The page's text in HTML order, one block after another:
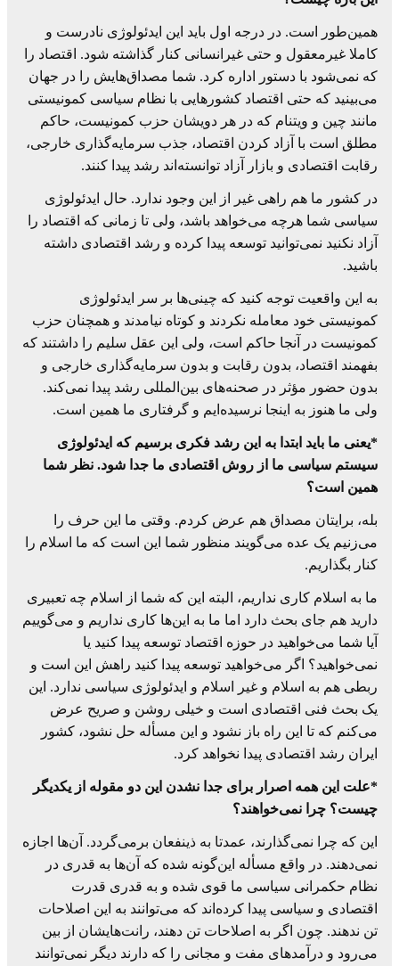
همین‌طور است. در درجه اول باید این ایدئولوژی نادرست و
کاملا غیرمعقول و حتی غیرانسانی کنار گذاشته شود. اقتصاد را
که نمی‌شود با دستور اداره کرد. شما مصداق‌هایش را در جهان
می‌بینید که حتی اقتصاد کشورهایی با نظام سیاسی کمونیستی
مانند چین و ویتنام که در هر دویشان حزب کمونیست، حاکم
مطلق است با آزاد کردن اقتصاد، جذب سرمایه‌گذاری خارجی،
رقابت اقتصادی و بازار آزاد توانسته‌اند رشد پیدا کنند.
در کشور ما هم راهی غیر از این وجود ندارد. حال ایدئولوژی
سیاسی شما هرچه می‌خواهد باشد، ولی تا زمانی که اقتصاد را
آزاد نکنید نمی‌توانید توسعه پیدا کرده و رشد اقتصادی داشته
باشید.
به این واقعیت توجه کنید که چینی‌ها بر سر ایدئولوژی
کمونیستی خود معامله نکردند و کوتاه نیامدند و همچنان حزب
کمونیست در آنجا حاکم است، ولی این عقل سلیم را داشتند که
بفهمند اقتصاد، بدون رقابت و بدون سرمایه‌گذاری خارجی و
بدون حضور مؤثر در صحنه‌های بین‌المللی رشد پیدا نمی‌کند.
ولی ما هنوز به اینجا نرسیده‌ایم و گرفتاری ما همین است.
*یعنی ما باید ابتدا به این رشد فکری برسیم که ایدئولوژی
سیستم سیاسی ما از روش اقتصادی ما جدا شود. نظر شما
همین است؟
بله، برایتان مصداق هم عرض کردم. وقتی ما این حرف را
می‌زنیم یک عده می‌گویند منظور شما این است که ما اسلام را
کنار بگذاریم.
ما به اسلام کاری نداریم، البته این که شما از اسلام چه تعبیری
دارید هم جای بحث دارد اما ما به این‌ها کاری نداریم و می‌گوییم
آیا شما می‌خواهید در حوزه اقتصاد توسعه پیدا کنید یا
نمی‌خواهید؟ اگر می‌خواهید توسعه پیدا کنید راهش این است و
ربطی هم به اسلام و غیر اسلام و ایدئولوژی سیاسی ندارد. این
یک بحث فنی اقتصادی است و خیلی روشن و صریح عرض
می‌کنم که تا این راه باز نشود و این مسأله حل نشود، کشور
ایران رشد اقتصادی پیدا نخواهد کرد.
*علت این همه اصرار برای جدا نشدن این دو مقوله از یکدیگر
چیست؟ چرا نمی‌خواهند؟
این که چرا نمی‌گذارند، عمدتا به ذینفعان برمی‌گردد. آن‌ها اجازه
نمی‌دهند. در واقع مسأله این‌گونه شده که آن‌ها به قدری در
نظام حکمرانی سیاسی ما قوی شده و به قدری قدرت
اقتصادی و سیاسی پیدا کرده‌اند که می‌توانند به این اصلاحات
تن ندهند. چون اگر به اصلاحات تن دهند، رانت‌هایشان از بین
می‌رود و درآمدهای مفت و مجانی را که دارند دیگر نمی‌توانند